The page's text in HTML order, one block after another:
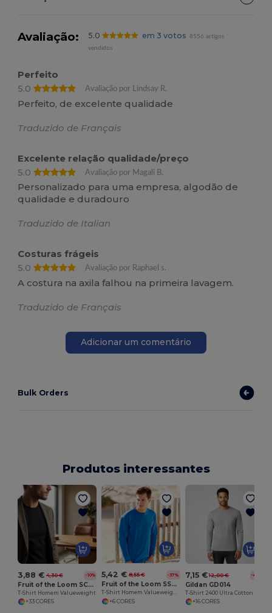
Avaliação: 5.0 em 3 votos
8556 artigos
vendidos
Perfeito
5.0
Avaliação por Lindsay R.
Perfeito, de excelente qualidade
Traduzido de Français
Excelente relação qualidade/preço
5.0
Avaliação por Magali B.
Personalizado para uma empresa, algodão de
qualidade e duradouro
Traduzido de Italian
Costuras frágeis
5.0
Avaliação por Raphael s.
A costura na axila falhou na primeira lavagem.
Traduzido de Français
Adicionar um comentário
Bulk Orders
Produtos interessantes
3,88 € 4,30 € -10%
Fruit of the Loom SC221
T-Shirt Homem Valueweight
+33 CORES
5,42 € 8,55 € -37%
Fruit of the Loom SS032
T-Shirt Homem Valueweight Manga Comprida
+6 CORES
7,15 € 12,00 € -40%
Gildan GD014
+16 CORES